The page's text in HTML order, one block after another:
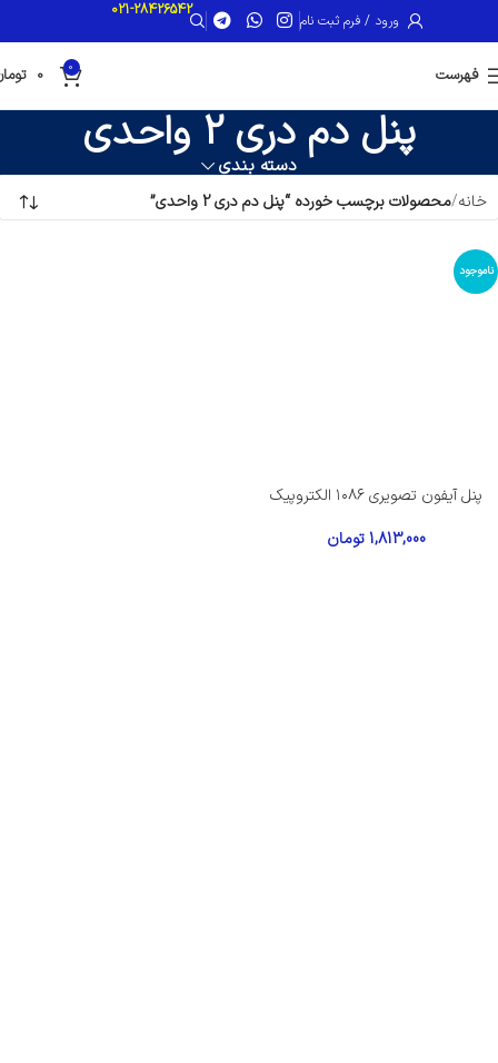
ورود / فرم ثبت نام
021-28426542
فهرست 0
0
پنل دم دری 2 واحدی
دسته بندی
خانه محصولات برچسب خورده “پنل دم دری 2 واحدی”
ناموجود
پنل آیفون تصویری ۱۰۸۶ الکتروپیک
1,813,000تومان